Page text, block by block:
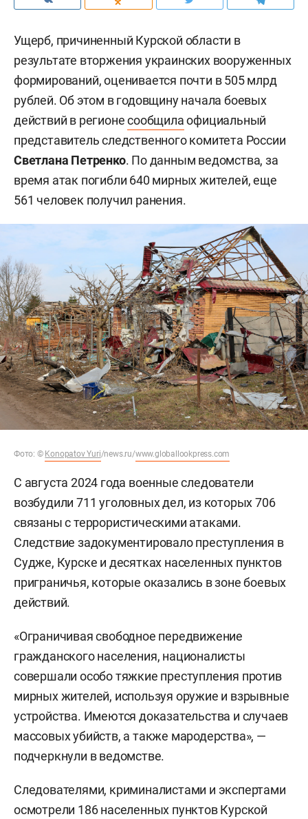
Ущерб, причиненный Курской области в
результате вторжения украинских вооруженных
формирований, оценивается почти в 505 млрд
рублей. Об этом в годовщину начала боевых
действий в регионесообщилаофициальный
представитель следственного комитета России
Светлана Петренко. По данным ведомства, за
время атак погибли 640 мирных жителей, еще
561 человек получил ранения.
Фото: © Konopatov Yuri/news.ru/www.globallookpress.com
С августа 2024 года военные следователи
возбудили 711 уголовных дел, из которых 706
связаны с террористическими атаками.
Следствие задокументировало преступления в
Судже, Курске и десятках населенных пунктов
приграничья, которые оказались в зоне боевых
действий.
«Ограничивая свободное передвижение
гражданского населения, националисты
совершали особо тяжкие преступления против
мирных жителей, используя оружие и взрывные
устройства. Имеются доказательства и случаев
массовых убийств, а также мародерства», —
подчеркнули в ведомстве.
Следователями, криминалистами и экспертами
осмотрели 186 населенных пунктов Курской